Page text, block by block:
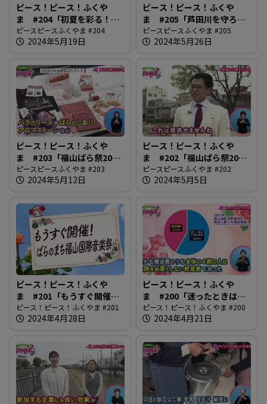
ピース！ピース！ふくや
ま #204「初夏を彩る！鞆
の浦弁天島花火大会」
ピースピースふくやま #204
2024年5月19日
ピース！ピース！ふくや
ま #205「芦田川を守ろ
う」
ピースピースふくやま #205
2024年5月26日
ピース！ピース！ふくや
ま #203「福山ばら祭2024
後編」
ピースピースふくやま #203
2024年5月12日
ピース！ピース！ふくや
ま #202「福山ばら祭2024
前編」
ピースピースふくやま #202
2024年5月5日
ピース！ピース！ふくや
ま #201「もうすぐ開催！
ばらのまち福山国際音楽
祭」
ピース！ピース！ふくやま #201
2024年4月28日
ピース！ピース！ふくや
ま #200「迷ったときは
#7119へ相談」
ピース！ピース！ふくやま #200
2024年4月21日